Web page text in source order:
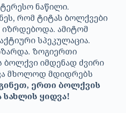
ნაწილი.
რომ ტიტას ბოლქვები
ამიტომ
სპეკულაცია.
ზოგიერთი
ბოლქვი იმდენად ძვირი
მხოლოდ მდიდრებს
ერთი ბოლქვის
ყიდვა!